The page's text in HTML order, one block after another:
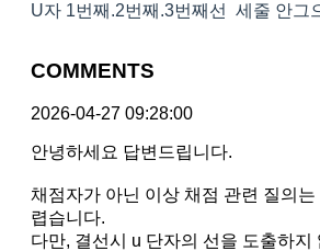
U자 1번째.2번째.3번째선 세줄 안그
COMMENTS
2026-04-27 09:28:00
안녕하세요 답변드립니다.
채점자가 아닌 이상 채점 관련 질의는
렵습니다.
다만, 결선시 u 단자의 선을 도출하지